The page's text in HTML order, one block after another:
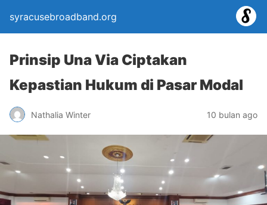
syracusebroadband.org
Prinsip Una Via Ciptakan
Kepastian Hukum di Pasar Modal
Nathalia Winter 10 bulan ago